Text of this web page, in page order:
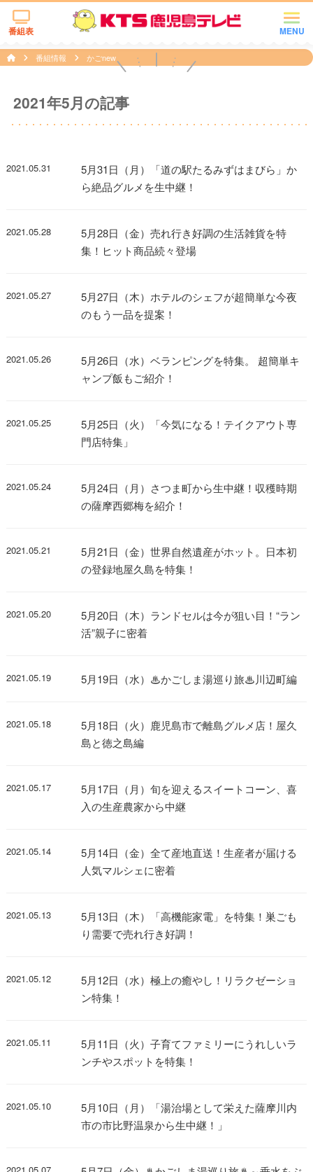
MENU
番組表
番組情報 かごnew
2021年5月の記事
2021.05.31
5月31日（月）「道の駅たるみずはまびら」か
ら絶品グルメを生中継！
2021.05.28
5月28日（金）売れ行き好調の生活雑貨を特
集！ヒット商品続々登場
2021.05.27
5月27日（木）ホテルのシェフが超簡単な今夜
のもう一品を提案！
2021.05.26
5月26日（水）ベランピングを特集。 超簡単キ
ャンプ飯もご紹介！
2021.05.25
5月25日（火）「今気になる！テイクアウト専
門店特集」
2021.05.24
5月24日（月）さつま町から生中継！収穫時期
の薩摩西郷梅を紹介！
2021.05.21
5月21日（金）世界自然遺産がホット。日本初
の登録地屋久島を特集！
2021.05.20
5月20日（木）ランドセルは今が狙い目！“ラン
活”親子に密着
2021.05.19 5月19日（水）♨かごしま湯巡り旅♨川辺町編
2021.05.18
5月18日（火）鹿児島市で離島グルメ店！屋久
島と徳之島編
2021.05.17
5月17日（月）旬を迎えるスイートコーン、喜
入の生産農家から中継
2021.05.14
5月14日（金）全て産地直送！生産者が届ける
人気マルシェに密着
2021.05.13
5月13日（木）「高機能家電」を特集！巣ごも
り需要で売れ行き好調！
2021.05.12
5月12日（水）極上の癒やし！リラクゼーショ
ン特集！
2021.05.11
5月11日（火）子育てファミリーにうれしいラ
ンチやスポットを特集！
2021.05.10
5月10日（月）「湯治場として栄えた薩摩川内
市の市比野温泉から生中継！」